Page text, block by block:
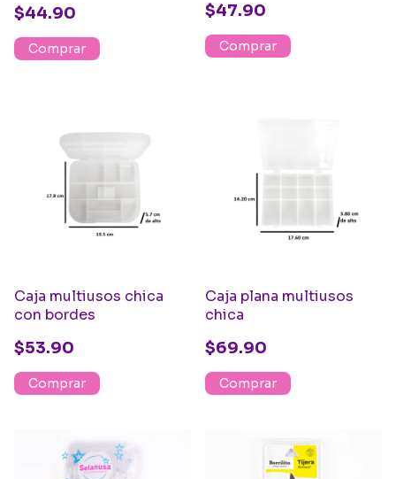
$44.90
Comprar
$47.90
Comprar
Caja multiusos chica
con bordes
$53.90
Caja plana multiusos
chica
$69.90